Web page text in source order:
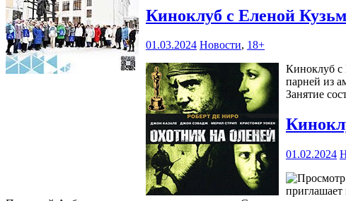
Киноклуб с Еленой
01.03.2024 Новости, 18+
Киноклуб с
парней из
Занятие
01.02.2024